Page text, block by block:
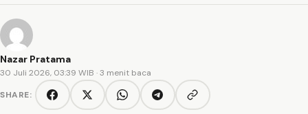
Nazar Pratama
30 Juli 2026, 03:39 WIB · 3 menit baca
SHARE:
FacebookTwitter/XWhatsAppTelegramCopy link